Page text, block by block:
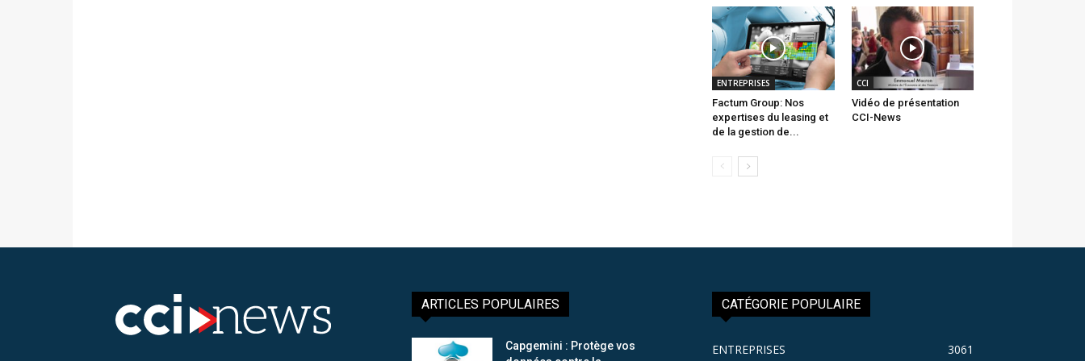
ENTREPRISES
Factum Group: Nos
expertises du leasing et
de la gestion de...
CCI
Vidéo de présentation
CCI-News
ARTICLES POPULAIRES
Capgemini : Protège vos
CATÉGORIE POPULAIRE
ENTREPRISES 3061